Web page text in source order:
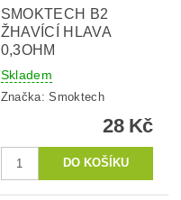
SMOKTECH B2
ŽHAVÍCÍ HLAVA
0,3OHM
Skladem
Značka:Smoktech
28 Kč